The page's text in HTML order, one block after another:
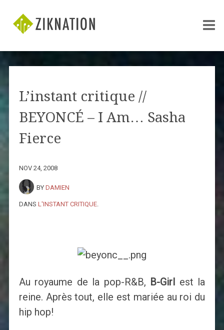
L’instant critique //
BEYONCÉ – I Am… Sasha
Fierce
NOV 24, 2008
BY DAMIEN
DANS L'INSTANT CRITIQUE.
Au royaume de la pop-R&B, B-Girl est la
reine. Après tout, elle est mariée au roi du
hip hop!